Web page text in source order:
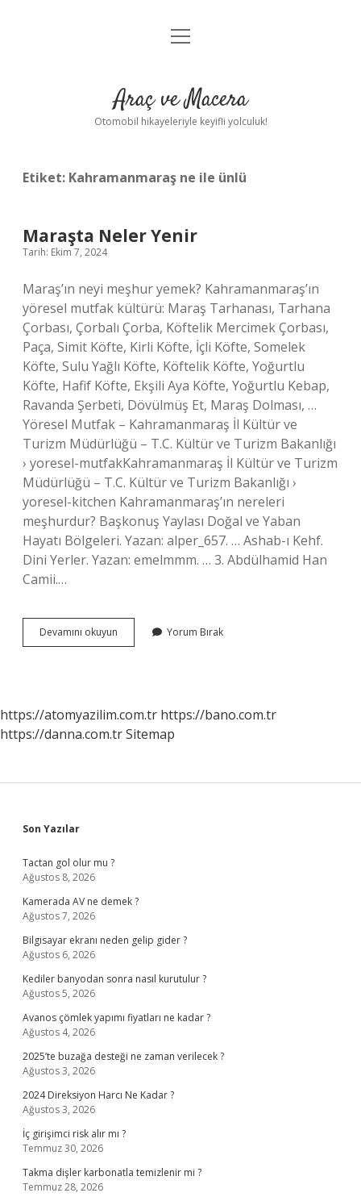
Anasayfa
Yasal Uyarı
menüyü
Araç ve Macera
Otomobil hikayeleriyle keyifli yolculuk!
Etiket: Kahramanmaraş ne ile ünlü
Maraşta Neler Yenir
Tarih: Ekim 7, 2024
Maraş’ın neyi meşhur yemek? Kahramanmaraş’ın
yöresel mutfak kültürü: Maraş Tarhanası, Tarhana
Çorbası, Çorbalı Çorba, Köftelik Mercimek Çorbası,
Paça, Simit Köfte, Kirli Köfte, İçli Köfte, Somelek
Köfte, Sulu Yağlı Köfte, Köftelik Köfte, Yoğurtlu
Köfte, Hafif Köfte, Ekşili Aya Köfte, Yoğurtlu Kebap,
Ravanda Şerbeti, Dövülmüş Et, Maraş Dolması, …
Yöresel Mutfak – Kahramanmaraş İl Kültür ve
Turizm Müdürlüğü – T.C. Kültür ve Turizm Bakanlığı
› yoresel-mutfakKahramanmaraş İl Kültür ve Turizm
Müdürlüğü – T.C. Kültür ve Turizm Bakanlığı ›
yoresel-kitchen Kahramanmaraş’ın nereleri
meşhurdur? Başkonuş Yaylası Doğal ve Yaban
Hayatı Bölgeleri. Yazan: alper_657. … Ashab-ı Kehf.
Dini Yerler. Yazan: emelmmm. … 3. Abdülhamid Han
Camii.…
Devamını okuyun Maraşta
Neler
Yorum Bırak
https://atomyazilim.com.tr https://bano.com.tr
https://danna.com.trSitemap
Sidebar
Son Yazılar
Tactan gol olur mu ?
Ağustos 8, 2026
Kamerada AV ne demek ?
Ağustos 7, 2026
Bilgisayar ekranı neden gelip gider ?
Ağustos 6, 2026
Kediler banyodan sonra nasıl kurutulur ?
Ağustos 5, 2026
Avanos çömlek yapımı fiyatları ne kadar ?
Ağustos 4, 2026
2025’te buzağa desteği ne zaman verilecek ?
Ağustos 3, 2026
2024 Direksiyon Harcı Ne Kadar ?
Ağustos 3, 2026
İç girişimci risk alır mı ?
Temmuz 30, 2026
Takma dişler karbonatla temizlenir mi ?
Temmuz 28, 2026